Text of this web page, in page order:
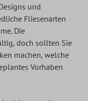
und
Fliesenarten
Die
doch sollten Sie
machen, welche
Vorhaben